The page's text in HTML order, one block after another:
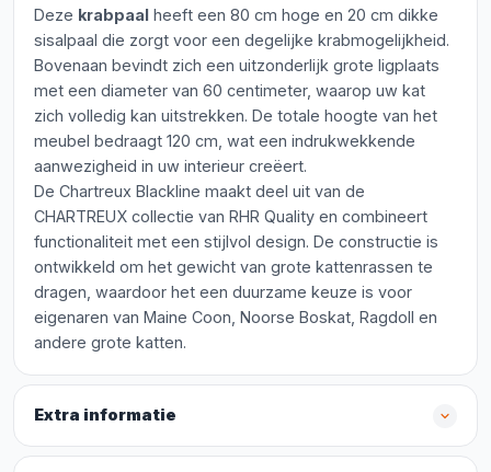
Deze krabpaal heeft een 80 cm hoge en 20 cm dikke
sisalpaal die zorgt voor een degelijke krabmogelijkheid.
Bovenaan bevindt zich een uitzonderlijk grote ligplaats
met een diameter van 60 centimeter, waarop uw kat
zich volledig kan uitstrekken. De totale hoogte van het
meubel bedraagt 120 cm, wat een indrukwekkende
aanwezigheid in uw interieur creëert.
De Chartreux Blackline maakt deel uit van de
CHARTREUX collectie van RHR Quality en combineert
functionaliteit met een stijlvol design. De constructie is
ontwikkeld om het gewicht van grote kattenrassen te
dragen, waardoor het een duurzame keuze is voor
eigenaren van Maine Coon, Noorse Boskat, Ragdoll en
andere grote katten.
Extra informatie